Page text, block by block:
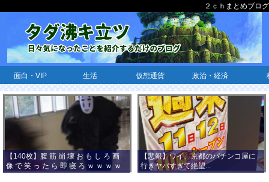
２ｃｈまとめブログ
面白・VIP 生活 仮想通貨 政治・経済
【140枚】腹 筋 崩 壊 お も し ろ 画
像 で 笑 っ た ら 即 寝 ろ ｗ ｗ ｗ ｗ
ｗ ｗ ｗ ｗ ｗ ｗ ｗ ｗ
【悲報】ワイ、京都のパチンコ屋に
行きヤバすぎて絶望...